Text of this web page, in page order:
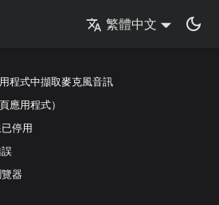
繁體中文
程式中擷取麥克風音訊
應用程式）
停用
器